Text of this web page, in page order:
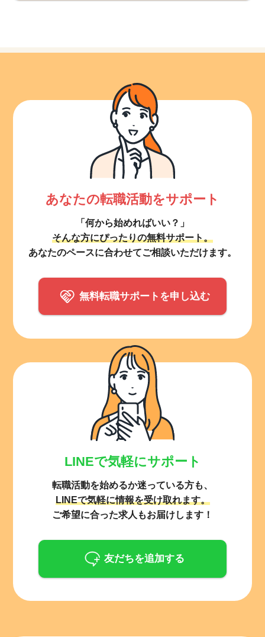
あなたの転職活動をサポート
「何から始めればいい？」
そんな方にぴったりの無料サポート。
あなたのペースに合わせてご相談いただけます。
無料転職サポートを申し込む
LINEで気軽にサポート
転職活動を始めるか迷っている方も、
LINEで気軽に情報を受け取れます。
ご希望に合った求人もお届けします！
友だちを追加する